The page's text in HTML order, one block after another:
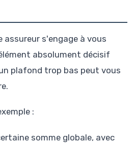
s'engage à vous
absolument décisif
plafond trop bas peut vous
:
somme globale, avec